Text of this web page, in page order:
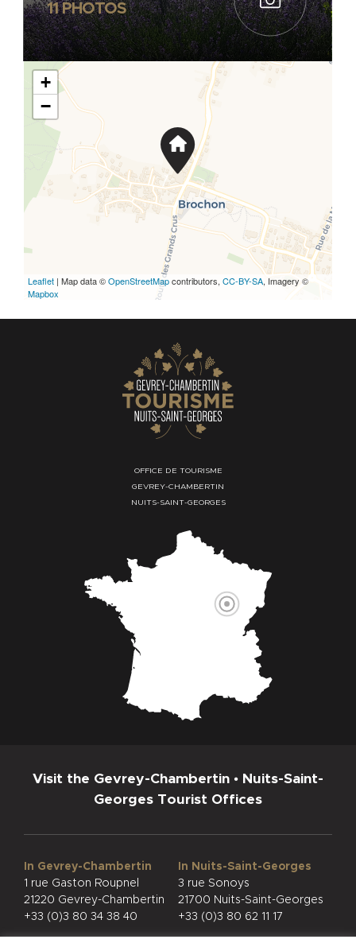
11 PHOTOS
+
−
Leaflet | Map data ©OpenStreetMapcontributors, CC-BY-SA, Imagery ©
Mapbox
OFFICE DE TOURISME
GEVREY-CHAMBERTIN
NUITS-SAINT-GEORGES
Visit the Gevrey-Chambertin • Nuits-Saint-
Georges Tourist Offices
In Gevrey-Chambertin
1 rue Gaston Roupnel
21220 Gevrey-Chambertin
+33 (0)3 80 34 38 40
In Nuits-Saint-Georges
3 rue Sonoys
21700 Nuits-Saint-Georges
+33 (0)3 80 62 11 17